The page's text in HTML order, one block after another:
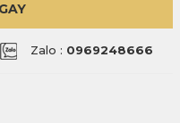
Zalo : 0969248666